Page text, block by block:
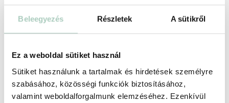
Beleegyezés Részletek A sütikről
Ez a weboldal sütiket használ
Sütiket használunk a tartalmak és hirdetések személyre
szabásához, közösségi funkciók biztosításához,
valamint weboldalforgalmunk elemzéséhez. Ezenkívül
Foglalási feltételek
Partnerünkről